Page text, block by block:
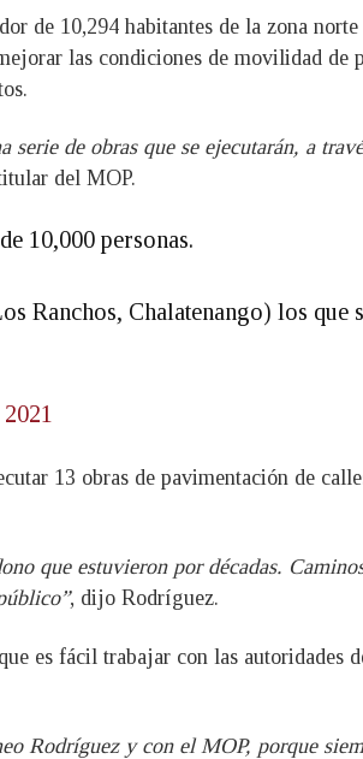
de 10,294 habitantes de la zona
las condiciones de movilidad de
serie de obras que se ejecutarán, a
del MOP.
10,000 personas.
Ranchos, Chalatenango) los que
13 obras de pavimentación de
que estuvieron por décadas.
, dijo Rodríguez.
es fácil trabajar con las autoridades
Rodríguez y con el MOP, porque